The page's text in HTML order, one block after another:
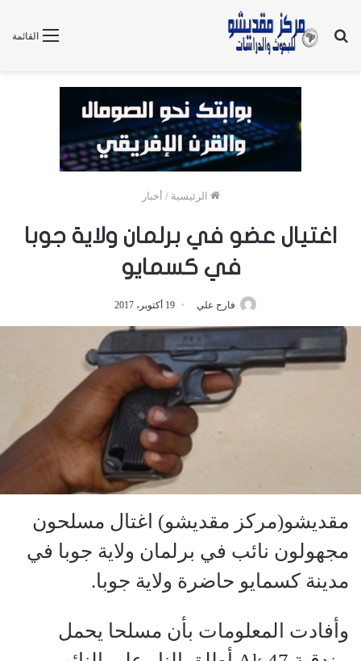
القائمة
بحث
الرئيسية / أخبار
اغتيال عضو في برلمان ولاية جوبا
في كسمايو
فارح علي 19 أكتوبر، 2017
مقديشو(مركز مقديشو) اغتال مسلحون
مجهولون نائب في برلمان ولاية جوبا في
مدينة كسمايو حاضرة ولاية جوبا.
وأفادت المعلومات بأن مسلحا يحمل